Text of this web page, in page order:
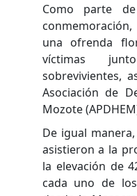
Como parte
una ofrenda
víctimas
sobrevivientes,
Asociación de
Mozote
De igual
asistieron a la
la elevación de
cada uno de